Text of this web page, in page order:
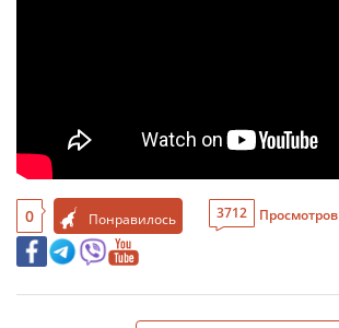
0 Понравилось 3712 Просмотров